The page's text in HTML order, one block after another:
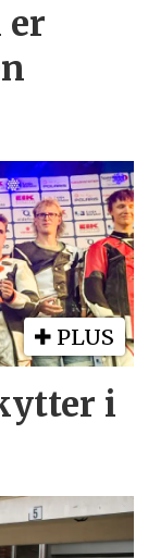
er
PLUS
i